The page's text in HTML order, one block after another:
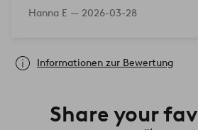
Hanna E — 2026-03-28
Informationen zur Bewertung
Share your